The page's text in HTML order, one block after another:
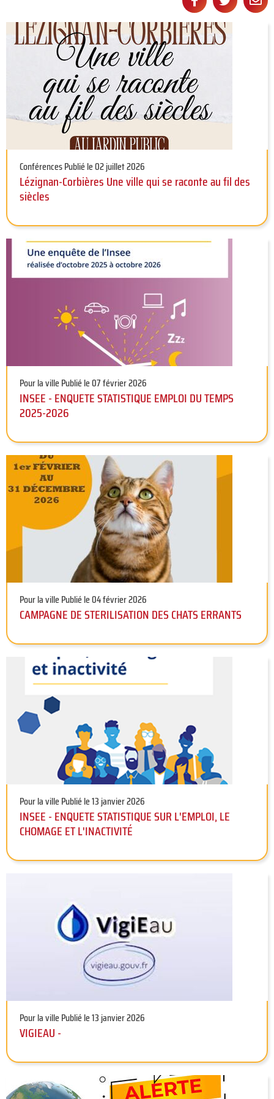
sur
Facebook
sur
ConférencesPublié le 02 juillet 2026
Lézignan-Corbières Une ville qui se raconte au fil des
siècles
Pour la ville Publié le 07 février 2026
INSEE - ENQUETE STATISTIQUE EMPLOI DU TEMPS
2025-2026
Pour la ville Publié le 04 février 2026
CAMPAGNE DE STERILISATION DES CHATS ERRANTS
Pour la ville Publié le 13 janvier 2026
INSEE - ENQUETE STATISTIQUE SUR L'EMPLOI, LE
CHOMAGE ET L'INACTIVITÉ
Pour la ville Publié le 13 janvier 2026
VIGIEAU -